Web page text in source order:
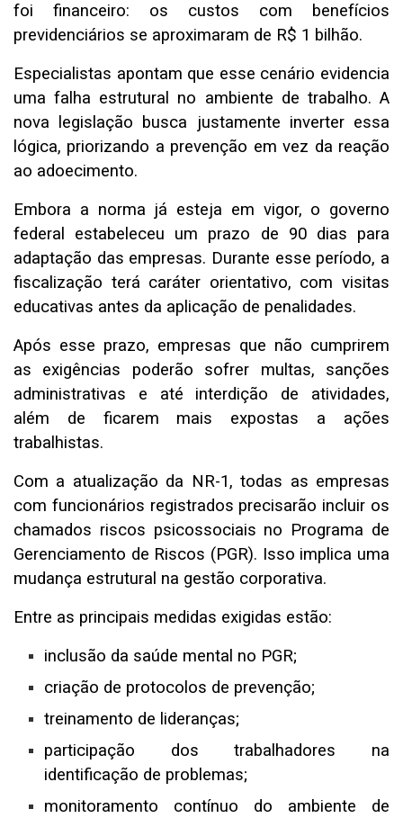
foi financeiro: os custos com benefícios
previdenciários se aproximaram de R$ 1 bilhão.
Especialistas apontam que esse cenário evidencia
uma falha estrutural no ambiente de trabalho. A
nova legislação busca justamente inverter essa
lógica, priorizando a prevenção em vez da reação
ao adoecimento.
Embora a norma já esteja em vigor, o governo
federal estabeleceu um prazo de 90 dias para
adaptação das empresas. Durante esse período, a
fiscalização terá caráter orientativo, com visitas
educativas antes da aplicação de penalidades.
Após esse prazo, empresas que não cumprirem
as exigências poderão sofrer multas, sanções
administrativas e até interdição de atividades,
além de ficarem mais expostas a ações
trabalhistas.
Com a atualização da NR-1, todas as empresas
com funcionários registrados precisarão incluir os
chamados riscos psicossociais no Programa de
Gerenciamento de Riscos (PGR). Isso implica uma
mudança estrutural na gestão corporativa.
Entre as principais medidas exigidas estão:
inclusão da saúde mental no PGR;
criação de protocolos de prevenção;
treinamento de lideranças;
participação dos trabalhadores na
identificação de problemas;
monitoramento contínuo do ambiente de